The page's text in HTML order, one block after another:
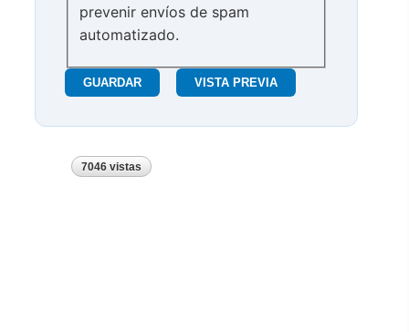
prevenir envíos de spam
automatizado.
7046 vistas